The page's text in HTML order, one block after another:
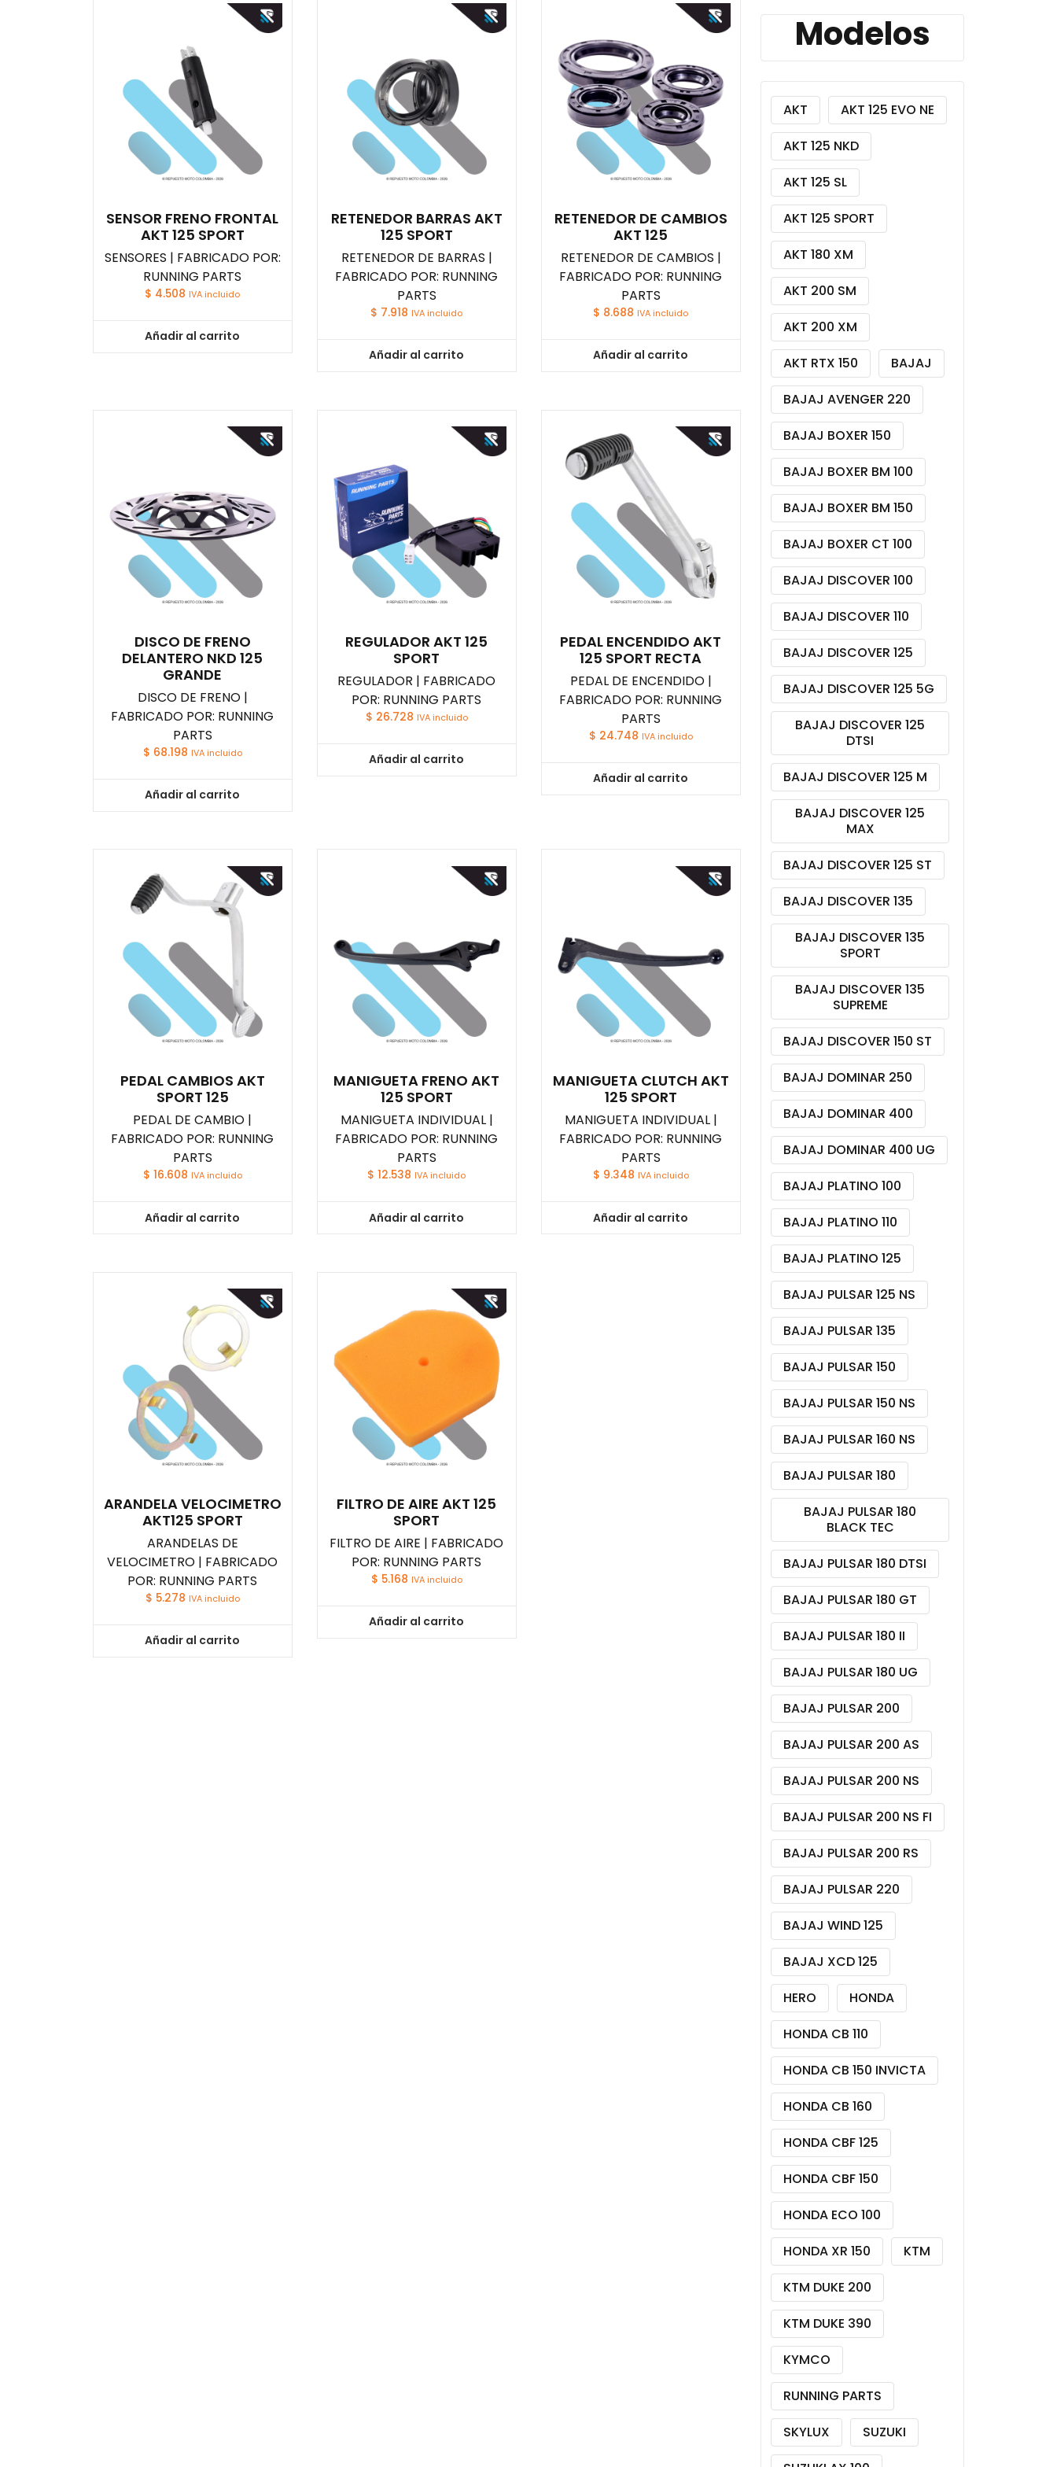
SENSOR FRENO FRONTAL
AKT 125 SPORT
SENSORES | FABRICADO POR:
RUNNING PARTS
$ 4.508 IVA incluido
Añadir al carrito
RETENEDOR BARRAS AKT
125 SPORT
RETENEDOR DE BARRAS |
FABRICADO POR: RUNNING
PARTS
$ 7.918 IVA incluido
Añadir al carrito
RETENEDOR DE CAMBIOS
AKT 125
RETENEDOR DE CAMBIOS |
FABRICADO POR: RUNNING
PARTS
$ 8.688 IVA incluido
Añadir al carrito
DISCO DE FRENO
DELANTERO NKD 125
GRANDE
DISCO DE FRENO |
FABRICADO POR: RUNNING
PARTS
$ 68.198 IVA incluido
Añadir al carrito
REGULADOR AKT 125
SPORT
REGULADOR | FABRICADO
POR: RUNNING PARTS
$ 26.728 IVA incluido
Añadir al carrito
PEDAL ENCENDIDO AKT
125 SPORT RECTA
PEDAL DE ENCENDIDO |
FABRICADO POR: RUNNING
PARTS
$ 24.748 IVA incluido
Añadir al carrito
PEDAL CAMBIOS AKT
SPORT 125
PEDAL DE CAMBIO |
FABRICADO POR: RUNNING
PARTS
$ 16.608 IVA incluido
Añadir al carrito
MANIGUETA FRENO AKT
125 SPORT
MANIGUETA INDIVIDUAL |
FABRICADO POR: RUNNING
PARTS
$ 12.538 IVA incluido
Añadir al carrito
MANIGUETA CLUTCH AKT
125 SPORT
MANIGUETA INDIVIDUAL |
FABRICADO POR: RUNNING
PARTS
$ 9.348 IVA incluido
Añadir al carrito
ARANDELA VELOCIMETRO
AKT125 SPORT
ARANDELAS DE
VELOCIMETRO | FABRICADO
POR: RUNNING PARTS
$ 5.278 IVA incluido
Añadir al carrito
FILTRO DE AIRE AKT 125
SPORT
FILTRO DE AIRE | FABRICADO
POR: RUNNING PARTS
$ 5.168 IVA incluido
Añadir al carrito
Modelos
AKT
AKT 125 EVO NE
AKT 125 NKD
AKT 125 SL
AKT 125 SPORT
AKT 180 XM
AKT 200 SM
AKT 200 XM
AKT RTX 150
BAJAJ
BAJAJ AVENGER 220
BAJAJ BOXER 150
BAJAJ BOXER BM 100
BAJAJ BOXER BM 150
BAJAJ BOXER CT 100
BAJAJ DISCOVER 100
BAJAJ DISCOVER 110
BAJAJ DISCOVER 125
BAJAJ DISCOVER 125 5G
BAJAJ DISCOVER 125
DTSI
BAJAJ DISCOVER 125 M
BAJAJ DISCOVER 125
MAX
BAJAJ DISCOVER 125 ST
BAJAJ DISCOVER 135
BAJAJ DISCOVER 135
SPORT
BAJAJ DISCOVER 135
SUPREME
BAJAJ DISCOVER 150 ST
BAJAJ DOMINAR 250
BAJAJ DOMINAR 400
BAJAJ DOMINAR 400 UG
BAJAJ PLATINO 100
BAJAJ PLATINO 110
BAJAJ PLATINO 125
BAJAJ PULSAR 125 NS
BAJAJ PULSAR 135
BAJAJ PULSAR 150
BAJAJ PULSAR 150 NS
BAJAJ PULSAR 160 NS
BAJAJ PULSAR 180
BAJAJ PULSAR 180
BLACK TEC
BAJAJ PULSAR 180 DTSI
BAJAJ PULSAR 180 GT
BAJAJ PULSAR 180 II
BAJAJ PULSAR 180 UG
BAJAJ PULSAR 200
BAJAJ PULSAR 200 AS
BAJAJ PULSAR 200 NS
BAJAJ PULSAR 200 NS FI
BAJAJ PULSAR 200 RS
BAJAJ PULSAR 220
BAJAJ WIND 125
BAJAJ XCD 125
HERO
HONDA
HONDA CB 110
HONDA CB 150 INVICTA
HONDA CB 160
HONDA CBF 125
HONDA CBF 150
HONDA ECO 100
HONDA XR 150
KTM
KTM DUKE 200
KTM DUKE 390
KYMCO
RUNNING PARTS
SKYLUX
SUZUKI